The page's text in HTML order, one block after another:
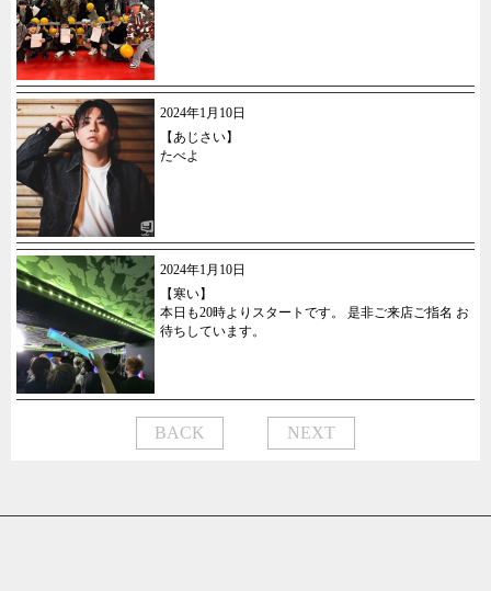
2024年1月10日
【あじさい】
たべよ
2024年1月10日
【寒い】
本日も20時よりスタートです。 是非ご来店ご指名 お
待ちしています。
BACK NEXT